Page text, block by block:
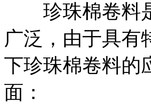
珍珠棉卷料是
广泛，由于具有
下珍珠棉卷料的
面：